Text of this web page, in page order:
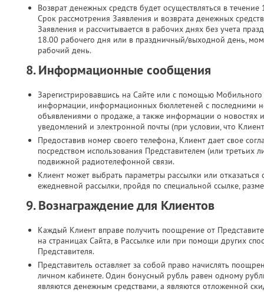
Возврат денежных средств будет осуществляться в
Срок рассмотрения Заявления и возврата денежных
Заявления и рассчитывается в рабочих днях без учета
18.00 рабочего дня или в праздничный/выходной день,
рабочий день.
8. Информационные сообщения
Зарегистрировавшись на Сайте или с помощью
информации, информационных бюллетеней с последними
объявлениями о продаже, а также информации о новостях
уведомлений и электронной почты (при условии, что
Предоставив номер своего телефона, Клиент дает свое
посредством использования Представителем (или
подвижной радиотелефонной связи.​
Клиент может выбрать параметры рассылки или
ежедневной рассылки, пройдя по специальной ссылке,
9. Вознаграждение для Клиентов
Каждый Клиент вправе получить поощрение от
на страницах Сайта, в Рассылке или при помощи других
Представителя.
Представитель оставляет за собой право начислять
личном кабинете. Один бонусный рубль равен одному
являются денежным средствами, а являются отложенной